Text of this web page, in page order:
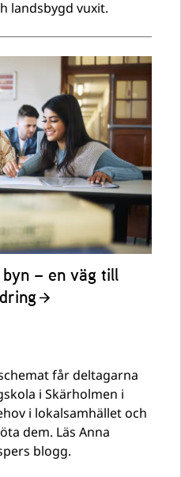
landsbygd vuxit.
– en väg till
får deltagarna
i Skärholmen i
i lokalsamhället och
dem. Läs Anna
blogg.